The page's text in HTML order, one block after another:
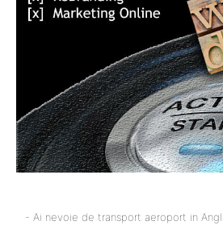
- Ai nevoie de transport aeroport in